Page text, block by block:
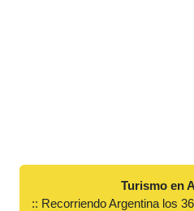
Turismo en
:: Recorriendo Argentina los